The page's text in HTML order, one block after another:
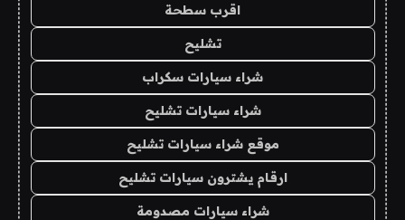
اقرب سطحة
تشليح
شراء سيارات سكراب
شراء سيارات تشليح
موقع شراء سيارات تشليح
ارقام يشترون سيارات تشليح
شراء سيارات مصدومة